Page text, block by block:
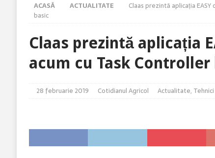
[ 5 august 2026 ]
Când statul își falimentează
[ 5 august 2026 ] FORTANES SU impresionează
[ 5 august 2026 ] FORUMUL APPR: Sistemul
ACASĂ ACTUALITATE
Claas prezintă aplicația
basic
Claas prezintă aplicația
acum cu Task Controller
28 februarie 2019 Cotidianul Agricol Actualitate,